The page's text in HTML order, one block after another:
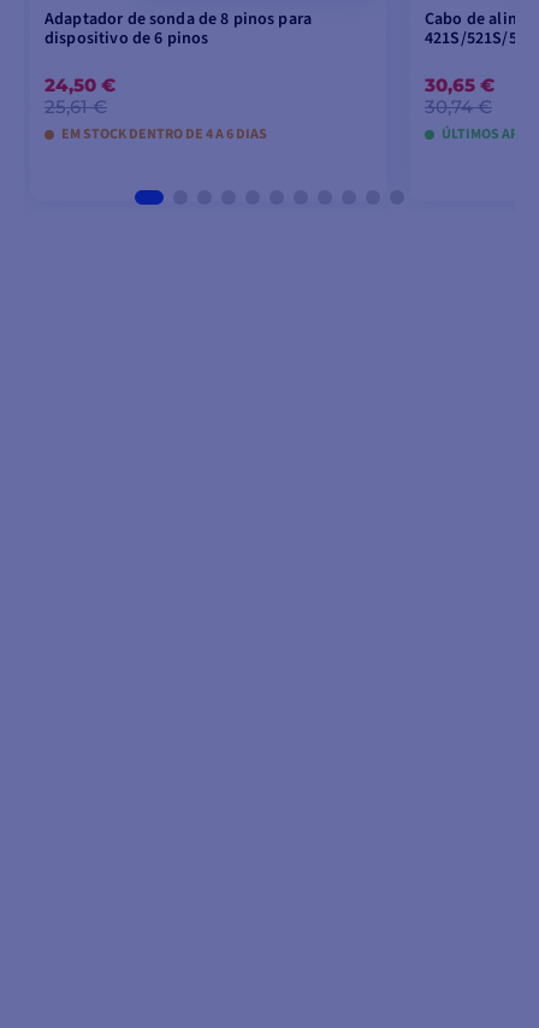
Adaptador de sonda de 8 pinos para
dispositivo de 6 pinos
24,50 €
25,61 €
EM STOCK DENTRO DE 4 A 6 DIAS
Cabo de
421S/521S/
30,65 €
30,74 €
ÚLTIMOS